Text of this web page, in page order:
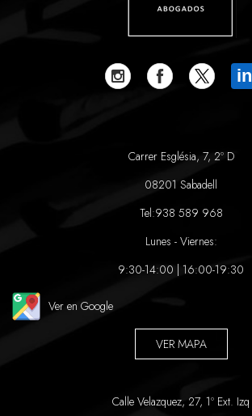
in
Carrer Església, 7, 2º D
08201 Sabadell
Tel:938 589 968
Lunes - Viernes:
9:30-14:00 | 16:00-19:30
Ver en Google
VER MAPA
Calle Velazquez, 27, 1º Ext. Izq